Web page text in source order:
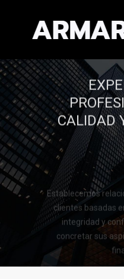
Llamar al 322 779 9188
CALIDAD
Establecemos
clientes basadas
integridad y
concretar sus
Llamar